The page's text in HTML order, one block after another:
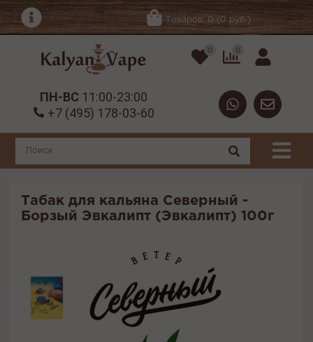
Товаров: 0 (0 руб.)
0 0
ПН-ВС 11:00-23:00
+7 (495) 178-03-60
Табак для кальяна Северный -
Борзый Эвкалипт (Эвкалипт) 100г